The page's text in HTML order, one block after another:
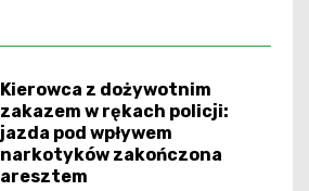
Kierowca z dożywotnim
zakazem w rękach policji:
jazda pod wpływem
narkotyków zakończona
aresztem